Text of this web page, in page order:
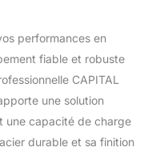
performances en
fiable et robuste
CAPITAL
une solution
une capacité de charge
durable et sa finition